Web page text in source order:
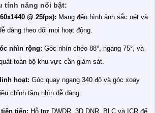
tính năng nổi bật:
@ 25fps): Mang đến hình ảnh sắc nét và
dàng theo dõi mọi hoạt động.
nhìn rộng: Góc nhìn chéo 88°, ngang 75°, và
toàn bộ khu vực cần giám sát.
hoạt: Góc quay ngang 340 độ và góc xoay
chỉnh tầm nhìn dễ dàng.
tiến: Hỗ trợ DWDR, 3D DNR, BLC và ICR để